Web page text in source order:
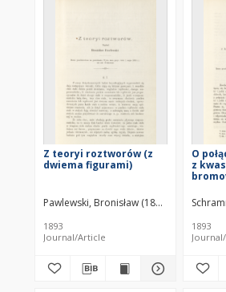
Z teoryi roztworów (z
dwiema figurami)
Pawlewski, Bronisław (1852–1917)
1893
Journal/Article
O
z
1893